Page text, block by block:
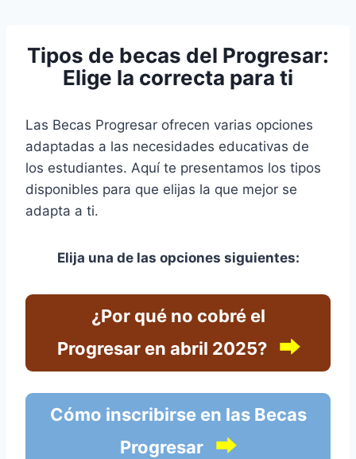
Tipos de becas del Progresar:
Elige la correcta para ti
Las Becas Progresar ofrecen varias opciones
adaptadas a las necesidades educativas de
los estudiantes. Aquí te presentamos los tipos
disponibles para que elijas la que mejor se
adapta a ti.
Elija una de las opciones siguientes:
¿Por qué no cobré el
Progresar en abril 2025?
⮕
Cómo inscribirse en las Becas
Progresar
⮕